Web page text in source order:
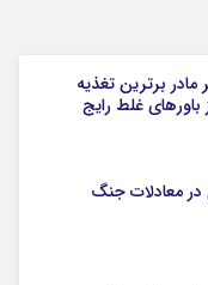
برترین تغذیه
غلط رایج
تاثیری در معادلات جنگ